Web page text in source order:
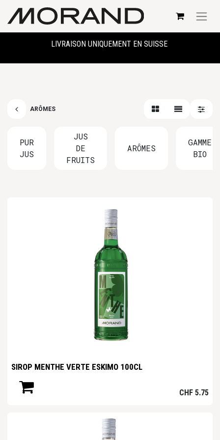
LIVRAISON UNIQUEMENT EN SUISSE
ARÔMES
PUR
JUS
JUS
DE
FRUITS
ARÔMES
GAMME
BIO
SIROP MENTHE VERTE ESKIMO 100CL
CHF 5.75